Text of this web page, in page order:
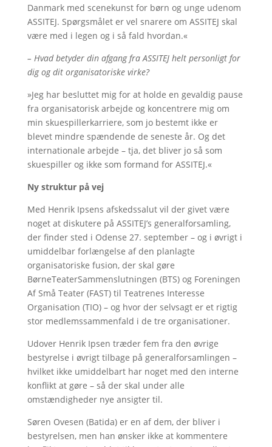
Danmark med scenekunst for børn og unge udenom
ASSITEJ. Spørgsmålet er vel snarere om ASSITEJ skal
være med i legen og i så fald hvordan.«
– Hvad betyder din afgang fra ASSITEJ helt personligt for
dig og dit organisatoriske virke?
»Jeg har besluttet mig for at holde en gevaldig pause
fra organisatorisk arbejde og koncentrere mig om
min skuespillerkarriere, som jo bestemt ikke er
blevet mindre spændende de seneste år. Og det
internationale arbejde – tja, det bliver jo så som
skuespiller og ikke som formand for ASSITEJ.«
Ny struktur på vej
Med Henrik Ipsens afskedssalut vil der givet være
noget at diskutere på ASSITEJ’s generalforsamling,
der finder sted i Odense 27. september – og i øvrigt i
umiddelbar forlængelse af den planlagte
organisatoriske fusion, der skal gøre
BørneTeaterSammenslutningen (BTS) og Foreningen
Af Små Teater (FAST) til Teatrenes Interesse
Organisation (TIO) – og hvor der selvsagt er et rigtig
stor medlemssammenfald i de tre organisationer.
Udover Henrik Ipsen træder fem fra den øvrige
bestyrelse i øvrigt tilbage på generalforsamlingen –
hvilket ikke umiddelbart har noget med den interne
konflikt at gøre – så der skal under alle
omstændigheder nye ansigter til.
Søren Ovesen (Batida) er en af dem, der bliver i
bestyrelsen, men han ønsker ikke at kommentere